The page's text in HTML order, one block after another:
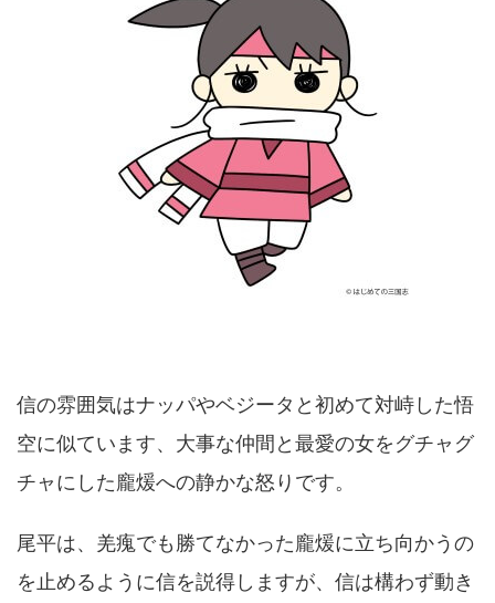
信の雰囲気はナッパやベジータと初めて対峙した悟
空に似ています、大事な仲間と最愛の女をグチャグ
チャにした龐煖への静かな怒りです。
尾平は、羌瘣でも勝てなかった龐煖に立ち向かうの
を止めるように信を説得しますが、信は構わず動き